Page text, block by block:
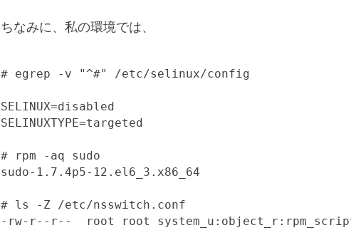
ちなみに、私の環境では、
# egrep -v "^#" /etc/selinux/config
SELINUX=disabled
SELINUXTYPE=targeted
# rpm -aq sudo
sudo-1.7.4p5-12.el6_3.x86_64
# ls -Z /etc/nsswitch.conf
-rw-r--r--  root root